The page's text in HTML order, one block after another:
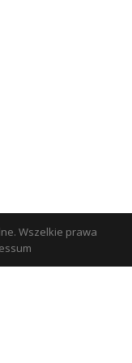
Wszelkie prawa